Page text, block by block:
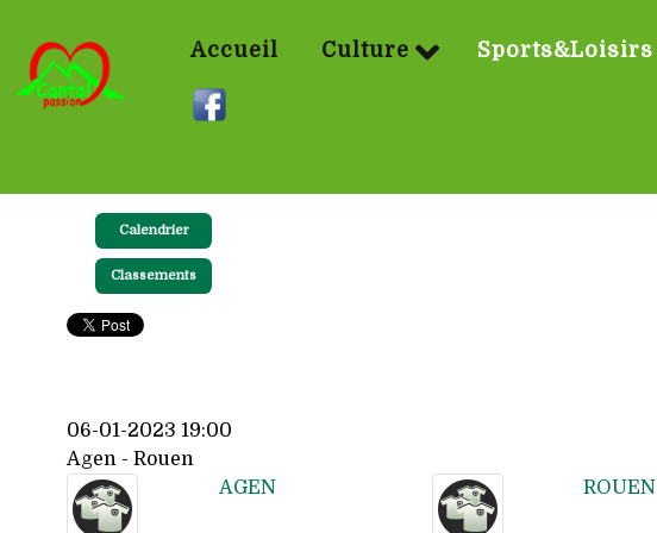
Accueil Culture Sports&Loisirs
Calendrier
Classements
06-01-2023 19:00
Agen - Rouen
AGEN
ROUEN